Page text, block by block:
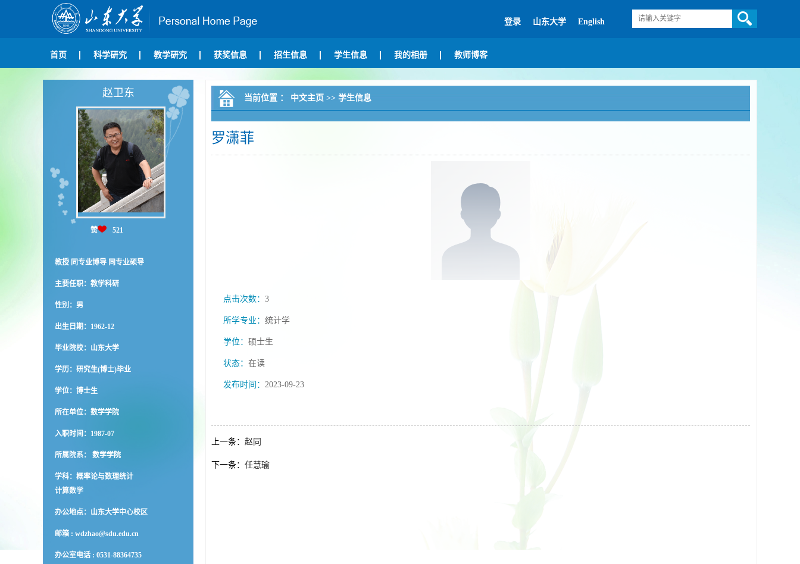
登录 山东大学 English
首页 科学研究 教学研究 获奖信息 招生信息 学生信息 我的相册 教师博客
赵卫东
赞 521
教授 同专业博导 同专业硕导
主要任职：教学科研
性别：男
出生日期：1962-12
毕业院校：山东大学
学历：研究生(博士)毕业
学位：博士生
所在单位：数学学院
入职时间：1987-07
所属院系： 数学学院
学科：概率论与数理统计
计算数学
办公地点：山东大学中心校区
邮箱 : wdzhao@sdu.edu.cn
办公室电话 : 0531-88364735
当前位置 ： 中文主页 >> 学生信息
罗潇菲
点击次数： 3
所学专业： 统计学
学位： 硕士生
状态： 在读
发布时间： 2023-09-23
上一条： 赵同
下一条： 任慧瑜